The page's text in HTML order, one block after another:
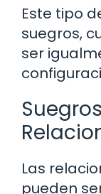
Este tipo
suegros,
ser
Las
pueden